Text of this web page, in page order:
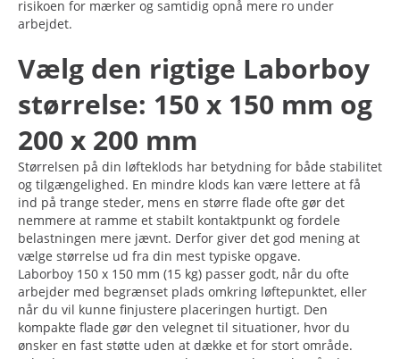
risikoen for mærker og samtidig opnå mere ro under
arbejdet.
Vælg den rigtige Laborboy
størrelse: 150 x 150 mm og
200 x 200 mm
Størrelsen på din løfteklods har betydning for både stabilitet
og tilgængelighed. En mindre klods kan være lettere at få
ind på trange steder, mens en større flade ofte gør det
nemmere at ramme et stabilt kontaktpunkt og fordele
belastningen mere jævnt. Derfor giver det god mening at
vælge størrelse ud fra din mest typiske opgave.
Laborboy 150 x 150 mm (15 kg) passer godt, når du ofte
arbejder med begrænset plads omkring løftepunktet, eller
når du vil kunne finjustere placeringen hurtigt. Den
kompakte flade gør den velegnet til situationer, hvor du
ønsker en fast støtte uden at dække et for stort område.